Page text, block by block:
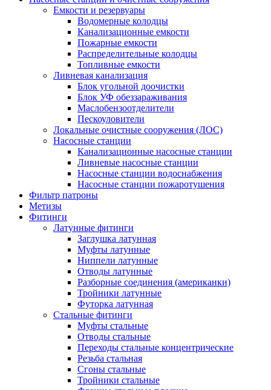
Емкости и резервуары
Водомерные колодцы
Канализационные емкости
Пожарные емкости
Распределительные колодцы
Топливные емкости
Ливневая канализация
Блок угольной доочистки
Блок УФ обеззараживания
Маслобензоотделители
Пескоуловители
Локальные очистные сооружения (ЛОС)
Насосные станции
Канализационные насосные станции
Ливневые насосные станции
Насосные станции водоснабжения
Насосные станции пожаротушения
Фильтр патроны
Метизы
Фитинги
Латунные фитинги
Заглушка латунная
Муфты латунные
Ниппели латунные
Отводы латунные
Разборные соединения (американки)
Тройники латунные
Футорка латунная
Стальные фитинги
Муфты стальные
Отводы стальные
Переходы стальные концентрические
Резьба стальная
Сгоны стальные
Тройники стальные